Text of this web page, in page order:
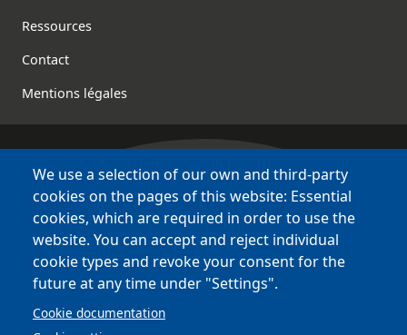
Footer
Ressources
Contact
Mentions légales
Bretagne Culture Diversité
des sites variés !
Sites
BCD
Bazhvalan
Bécédia
BED
We use a selection of our own and third-party
cookies on the pages of this website: Essential
cookies, which are required in order to use the
website. You can accept and reject individual
cookie types and revoke your consent for the
future at any time under "Settings".
Cookie documentation